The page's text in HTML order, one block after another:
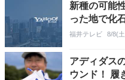
新種の可能
った地で化
福井テレビ 8/8(
アディダス
ウンド！ 履